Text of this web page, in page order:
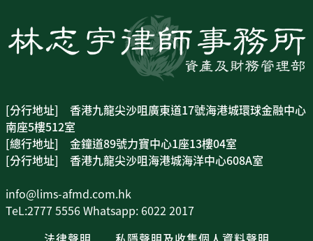
[分行地址] 香港九龍尖沙咀廣東道17號海港城環球金融中心
南座5樓512室
[總行地址] 金鐘道89號力寶中心1座13樓04室
[分行地址] 香港九龍尖沙咀海港城海洋中心608A室
info@lims-afmd.com.hk
TeL:2777 5556 Whatsapp: 6022 2017